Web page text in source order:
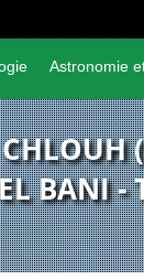
Astronomie
BANI -